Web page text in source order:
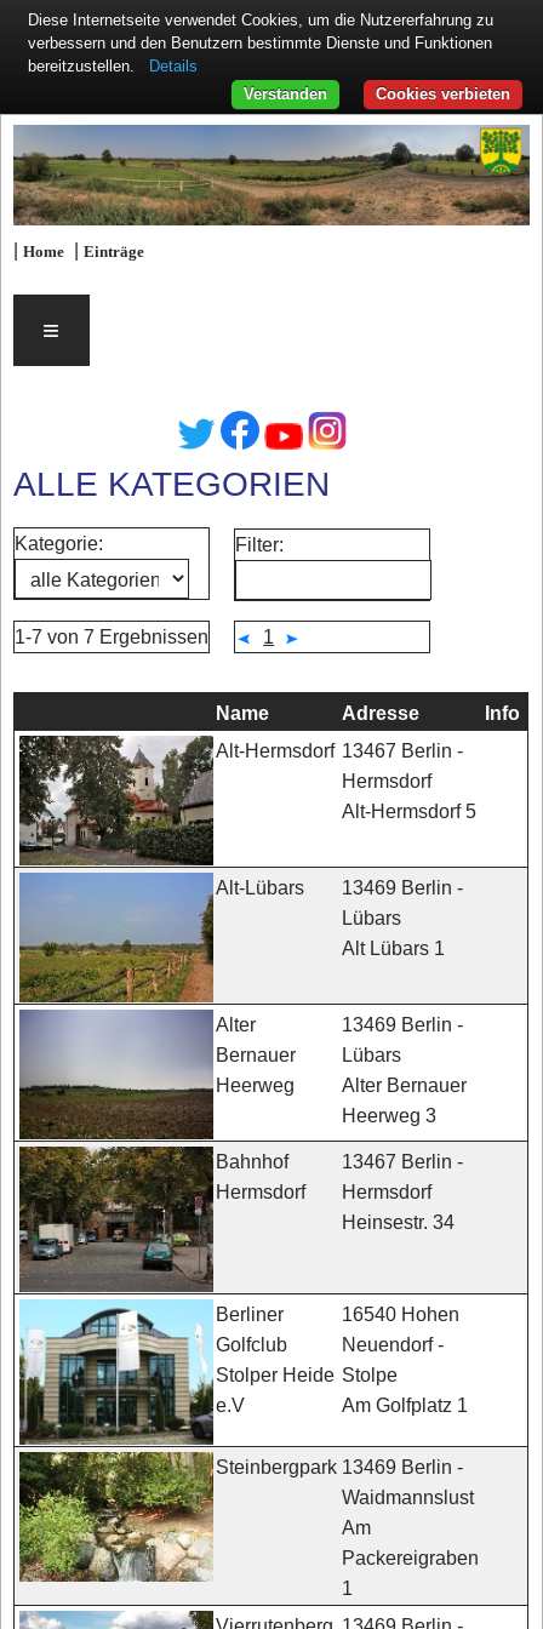
|Home |Einträge
≡
ALLE KATEGORIEN
Kategorie: Filter:
1-7 von 7 Ergebnissen 1
Name Adresse Info
Alt-Hermsdorf 13467 Berlin -
Hermsdorf
Alt-Hermsdorf 5
Alt-Lübars
13469 Berlin -
Lübars
Alt Lübars 1
Alter
Bernauer
Heerweg
13469 Berlin -
Lübars
Alter Bernauer
Heerweg 3
Bahnhof
Hermsdorf
13467 Berlin -
Hermsdorf
Heinsestr. 34
Berliner
Golfclub
Stolper Heide
e.V
16540 Hohen
Neuendorf -
Stolpe
Am Golfplatz 1
Steinbergpark 13469 Berlin -
Waidmannslust
Am
Packereigraben
1
Diese Internetseite verwendet Cookies, um die Nutzererfahrung zu
verbessern und den Benutzern bestimmte Dienste und Funktionen
bereitzustellen.
Details
Cookies verbieten
Verstanden